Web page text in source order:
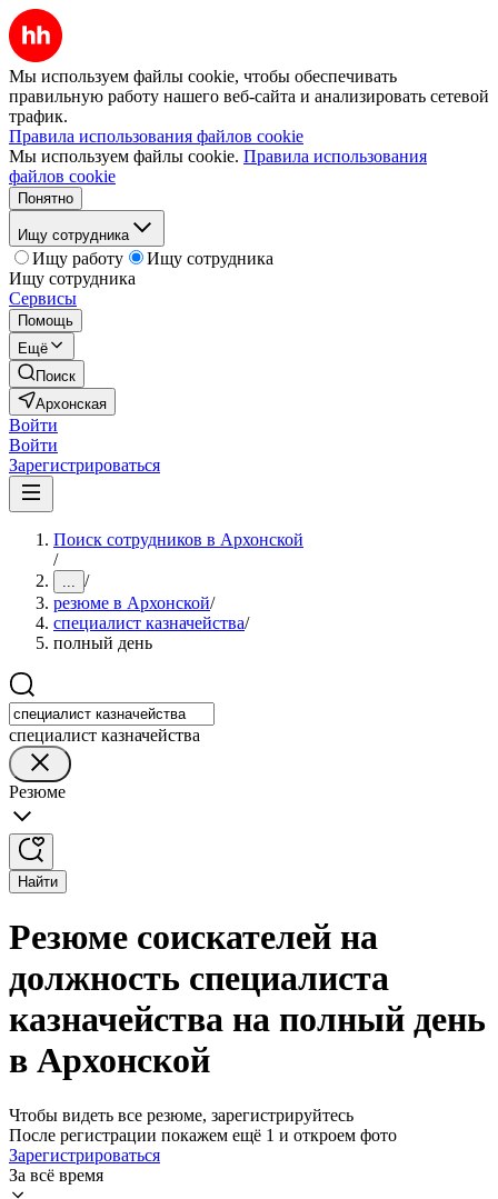
Мы используем файлы cookie, чтобы обеспечивать
правильную работу нашего веб-сайта и анализировать сетевой
трафик.
Правила использования файлов cookie
Мы используем файлы cookie. Правила использования
файлов cookie
Понятно
Ищу сотрудника
Ищу работу
Ищу сотрудника
Ищу сотрудника
Сервисы
Помощь
Ещё
Поиск
Архонская
Войти
Войти
Зарегистрироваться
Поиск сотрудников в Архонской
/
... /
резюме в Архонской/
специалист казначейства/
полный день
специалист казначейства
Резюме
Найти
Резюме соискателей на
должность специалиста
казначейства на полный день
в Архонской
Чтобы видеть все резюме, зарегистрируйтесь
После регистрации покажем ещё 1 и откроем фото
Зарегистрироваться
За всё время